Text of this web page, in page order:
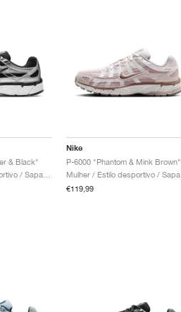
& Black"
Nike
P-6000 "Phantom & Mink Brown"
€119,99